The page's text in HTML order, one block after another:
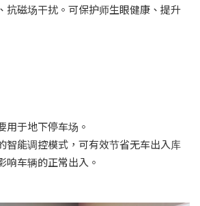
抗磁场干扰。可保护师生眼健康、提升
用于地下停车场。
智能调控模式，可有效节省无车出入库
响车辆的正常出入。